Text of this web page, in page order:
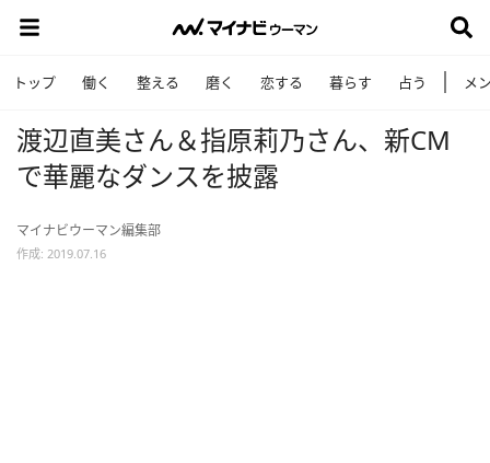
トップ 働く 整える 磨く 恋する 暮らす 占う メ
渡辺直美さん＆指原莉乃さん、新CM
で華麗なダンスを披露
マイナビウーマン編集部
作成: 2019.07.16